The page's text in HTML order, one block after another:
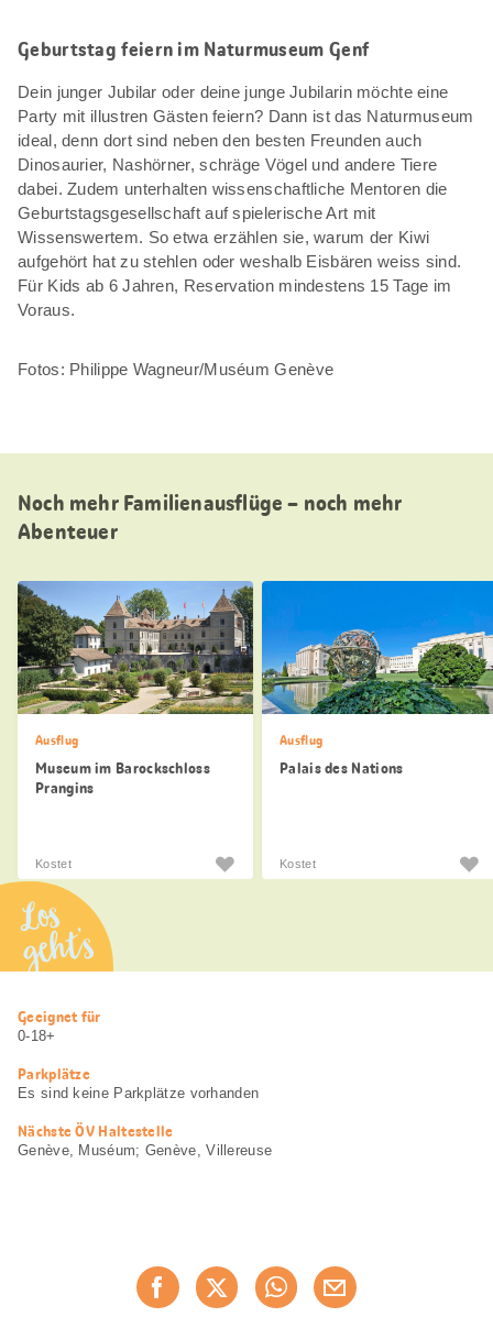
Geburtstag feiern im Naturmuseum Genf
Dein junger Jubilar oder deine junge Jubilarin möchte eine
Party mit illustren Gästen feiern? Dann ist das Naturmuseum
ideal, denn dort sind neben den besten Freunden auch
Dinosaurier, Nashörner, schräge Vögel und andere Tiere
dabei. Zudem unterhalten wissenschaftliche Mentoren die
Geburtstagsgesellschaft auf spielerische Art mit
Wissenswertem. So etwa erzählen sie, warum der Kiwi
aufgehört hat zu stehlen oder weshalb Eisbären weiss sind.
Für Kids ab 6 Jahren, Reservation mindestens 15 Tage im
Voraus.
Fotos: Philippe Wagneur/Muséum Genève
Noch mehr Familienausflüge – noch mehr
Abenteuer
Ausflug
Museum im Barockschloss
Prangins
Kostet
Ausflug
Palais des Nations
Kostet
Los
geht’s
Nützliche
Informationen
Geeignet für
0-18+
Parkplätze
Es sind keine Parkplätze vorhanden
Nächste ÖV Haltestelle
Genève, Muséum; Genève, Villereuse
Jetzt weiterempfehlen